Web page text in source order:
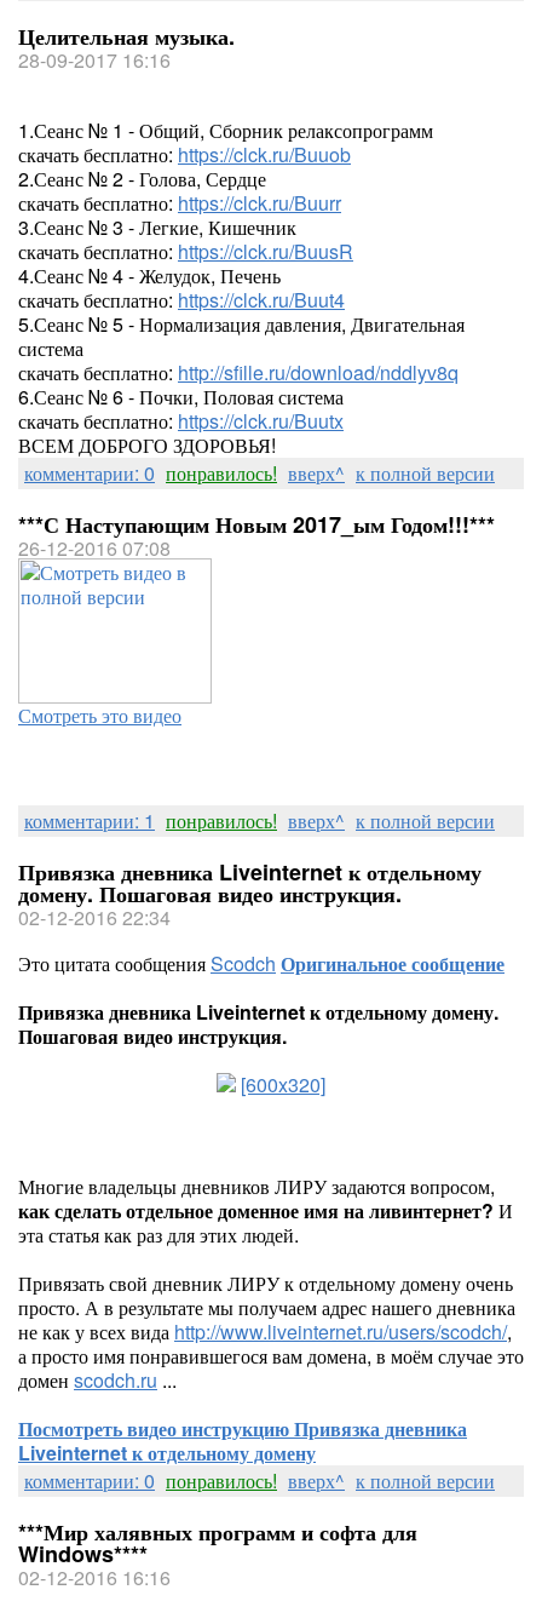
Целительная музыка.
28-09-2017 16:16
1.Сеанс № 1 - Общий, Сборник релаксопрограмм
скачать бесплатно: https://clck.ru/Buuob
2.Сеанс № 2 - Голова, Сердце
скачать бесплатно: https://clck.ru/Buurr
3.Сеанс № 3 - Легкие, Кишечник
скачать бесплатно: https://clck.ru/BuusR
4.Сеанс № 4 - Желудок, Печень
скачать бесплатно: https://clck.ru/Buut4
5.Сеанс № 5 - Нормализация давления, Двигательная
система
скачать бесплатно: http://sfille.ru/download/nddlyv8q
6.Сеанс № 6 - Почки, Половая система
скачать бесплатно: https://clck.ru/Buutx
ВСЕМ ДОБРОГО ЗДОРОВЬЯ!
комментарии: 0 понравилось! вверх^ к полной версии
***С Наступающим Новым 2017_ым Годом!!!***
26-12-2016 07:08
Смотреть это видео
комментарии: 1 понравилось! вверх^ к полной версии
Привязка дневника Liveinternet к отдельному
домену. Пошаговая видео инструкция.
02-12-2016 22:34
Это цитата сообщенияScodch Оригинальное сообщение
Привязка дневника Liveinternet к отдельному домену.
Пошаговая видео инструкция.
[600x320]
Многие владельцы дневников ЛИРУ задаются вопросом,
как сделать отдельное доменное имя на ливинтернет? И
эта статья как раз для этих людей.
Привязать свой дневник ЛИРУ к отдельному домену очень
просто. А в результате мы получаем адрес нашего дневника
не как у всех вида http://www.liveinternet.ru/users/scodch/,
а просто имя понравившегося вам домена, в моём случае это
домен scodch.ru ...
Посмотреть видео инструкцию Привязка дневника
Liveinternet к отдельному домену
комментарии: 0 понравилось! вверх^ к полной версии
***Мир халявных программ и софта для
Windows****
02-12-2016 16:16